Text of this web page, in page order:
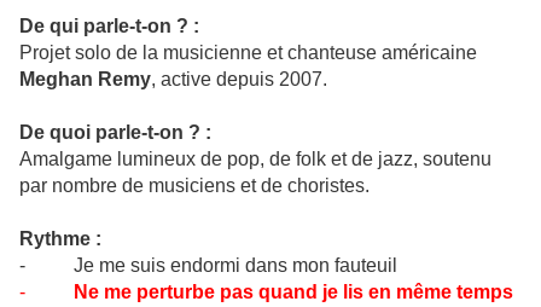
De qui parle-t-on ? :
Projet solo de la musicienne et chanteuse américaine
Meghan Remy, active depuis 2007.
De quoi parle-t-on ? :
Amalgame lumineux de pop, de folk et de jazz, soutenu
par nombre de musiciens et de choristes.
Rythme :
- Je me suis endormi dans mon fauteuil
-
Ne me perturbe pas quand je lis en même temps